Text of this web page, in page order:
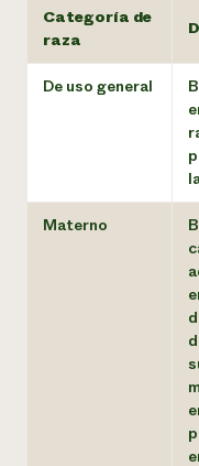
Categoría de
raza
De uso general
Materno